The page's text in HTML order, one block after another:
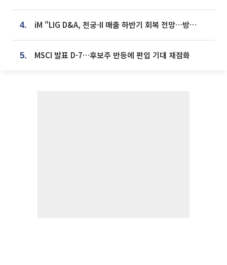
4. iM "LIG D&A, 천궁-II 매출 하반기 회복 전망…방산 톱픽 유지"
5. MSCI 발표 D-7…후보주 반등에 편입 기대 재점화